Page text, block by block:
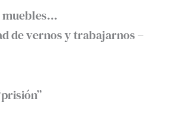
muebles…
de vernos y trabajarnos –